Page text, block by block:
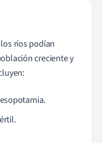
ríos podían
creciente y